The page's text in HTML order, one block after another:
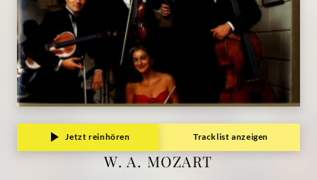
Jetzt reinhören Tracklist anzeigen
W. A. MOZART